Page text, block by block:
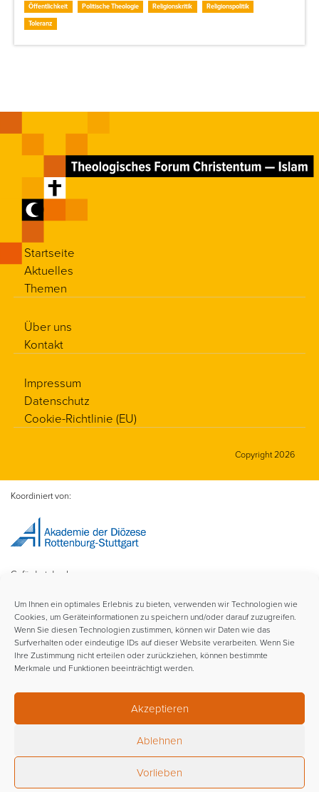
Um Ihnen ein optimales Erlebnis zu bieten, verwenden wir Technologien wie
Cookies, um Geräteinformationen zu speichern und/oder darauf zuzugreifen.
Wenn Sie diesen Technologien zustimmen, können wir Daten wie das
Surfverhalten oder eindeutige IDs auf dieser Website verarbeiten. Wenn Sie
Ihre Zustimmung nicht erteilen oder zurückziehen, können bestimmte
Merkmale und Funktionen beeinträchtigt werden.
Akzeptieren
Ablehnen
Vorlieben
Öffentlichkeit
Politische Theologie Religionskritik
Religionspolitik
Toleranz
Startseite
Aktuelles
Themen
Über uns
Kontakt
Impressum
Datenschutz
Cookie-Richtlinie (EU)
Copyright 2026
Koordiniert von:
Gefördert durch:
Im Rahmen der: